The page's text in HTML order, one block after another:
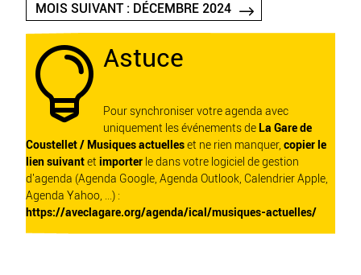
MOIS SUIVANT : DÉCEMBRE 2024
 Astuce
Pour synchroniser votre agenda avec
uniquement les événements de La Gare de
Coustellet / Musiques actuelleset ne rien manquer, copier le
lien suivantet importer le dans votre logiciel de gestion
d'agenda (Agenda Google, Agenda Outlook, Calendrier Apple,
Agenda Yahoo, ...) :
https://aveclagare.org/agenda/ical/musiques-actuelles/